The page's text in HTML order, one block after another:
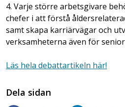
4. Varje större arbetsgivare
chefer i att förstå
samt skapa karriärvägar och
verksamheterna även för
Läs hela debattartikeln här!
Dela sidan